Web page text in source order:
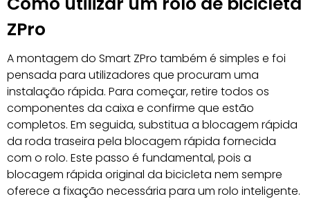
ZPro
A montagem do Smart ZPro também é simples e foi
pensada para utilizadores que procuram uma
instalação rápida. Para começar, retire todos os
componentes da caixa e confirme que estão
completos. Em seguida, substitua a blocagem rápida
da roda traseira pela blocagem rápida fornecida
com o rolo. Este passo é fundamental, pois a
blocagem rápida original da bicicleta nem sempre
oferece a fixação necessária para um rolo inteligente.